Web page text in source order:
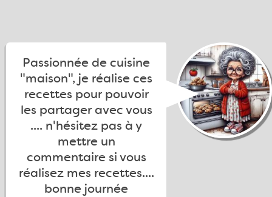
Passionnée de cuisine
"maison", je réalise ces
recettes pour pouvoir
les partager avec vous
.... n'hésitez pas à y
mettre un
commentaire si vous
réalisez mes recettes....
bonne journée